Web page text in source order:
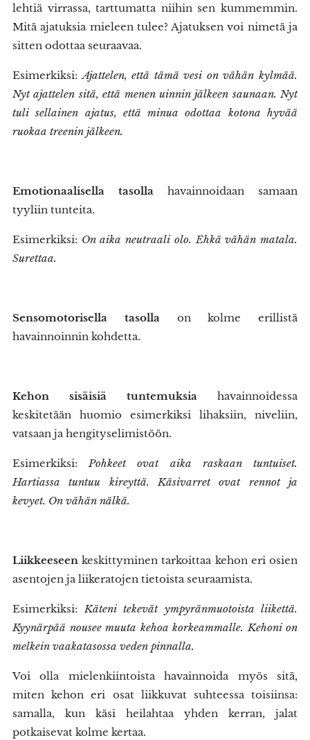
lehtiä virrassa, tarttumatta niihin sen kummemmin.
Mitä ajatuksia mieleen tulee? Ajatuksen voi nimetä ja
sitten odottaa seuraavaa.
Esimerkiksi: Ajattelen, että tämä vesi on vähän kylmää.
Nyt ajattelen sitä, että menen uinnin jälkeen saunaan. Nyt
tuli sellainen ajatus, että minua odottaa kotona hyvää
ruokaa treenin jälkeen.
Emotionaalisella tasolla havainnoidaan samaan
tyyliin tunteita.
Esimerkiksi: On aika neutraali olo. Ehkä vähän matala.
Surettaa.
Sensomotorisella tasolla on kolme erillistä
havainnoinnin kohdetta.
Kehon sisäisiä tuntemuksia havainnoidessa
keskitetään huomio esimerkiksi lihaksiin, niveliin,
vatsaan ja hengityselimistöön.
Esimerkiksi: Pohkeet ovat aika raskaan tuntuiset.
Hartiassa tuntuu kireyttä. Käsivarret ovat rennot ja
kevyet. On vähän nälkä.
Liikkeeseen keskittyminen tarkoittaa kehon eri osien
asentojen ja liikeratojen tietoista seuraamista.
Esimerkiksi: Käteni tekevät ympyränmuotoista liikettä.
Kyynärpää nousee muuta kehoa korkeammalle. Kehoni on
melkein vaakatasossa veden pinnalla.
Voi olla mielenkiintoista havainnoida myös sitä,
miten kehon eri osat liikkuvat suhteessa toisiinsa:
samalla, kun käsi heilahtaa yhden kerran, jalat
potkaisevat kolme kertaa.